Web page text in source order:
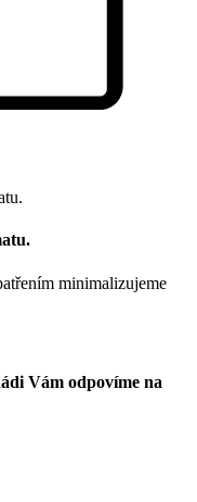
minimalizujeme
Vám odpovíme na